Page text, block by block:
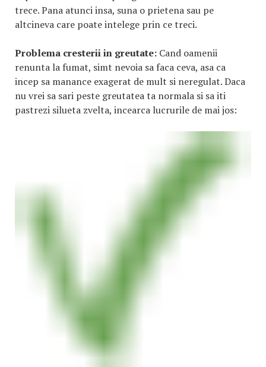
trece. Pana atunci insa, suna o prietena sau pe
altcineva care poate intelege prin ce treci.
Problema cresterii in greutate: Cand oamenii
renunta la fumat, simt nevoia sa faca ceva, asa ca
incep sa manance exagerat de mult si neregulat. Daca
nu vrei sa sari peste greutatea ta normala si sa iti
pastrezi silueta zvelta, incearca lucrurile de mai jos: